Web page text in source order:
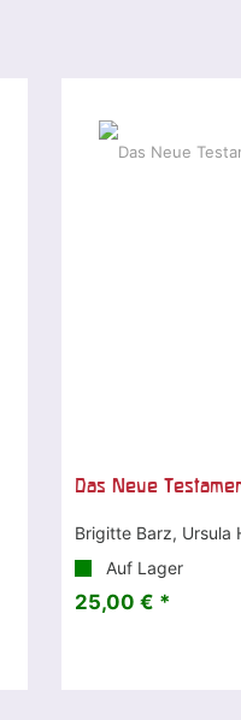
Das Neue
Brigitte Barz, Ursula
Auf Lager
25,00 € *